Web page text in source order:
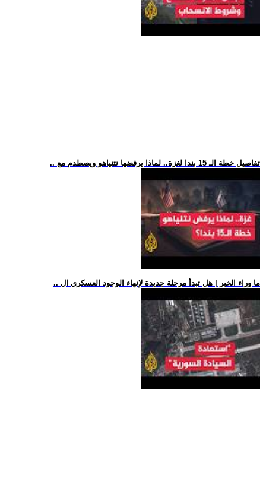
.. تفاصيل خطة الـ 15 بندا لغزة.. لماذا يرفضها نتنياهو ويصطدم مع
.. ما وراء الخبر | هل تبدأ مرحلة جديدة لإنهاء الوجود العسكري ال